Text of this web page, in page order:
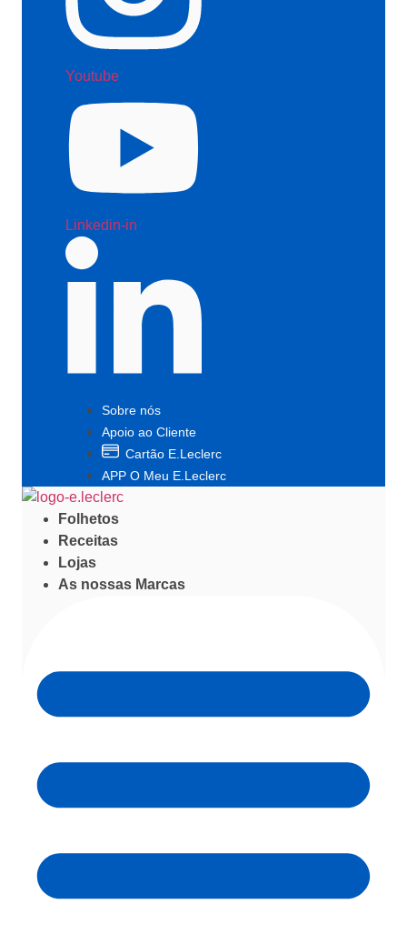
Youtube
Linkedin-in
Sobre nós
Apoio ao Cliente
Cartão E.Leclerc
APP O Meu E.Leclerc
Folhetos
Receitas
Lojas
As nossas Marcas